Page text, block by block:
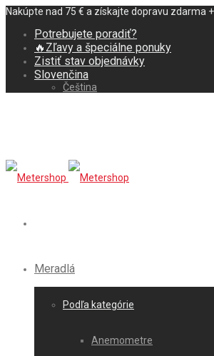
Nakúpte nad 75 € a získajte dopravu zdarma
Potrebujete poradiť?
🔥Zľavy a špeciálne ponuky
Zistiť stav objednávky
Slovenčina
Čeština
Meradlá
Podľa kategórie
Anemometre